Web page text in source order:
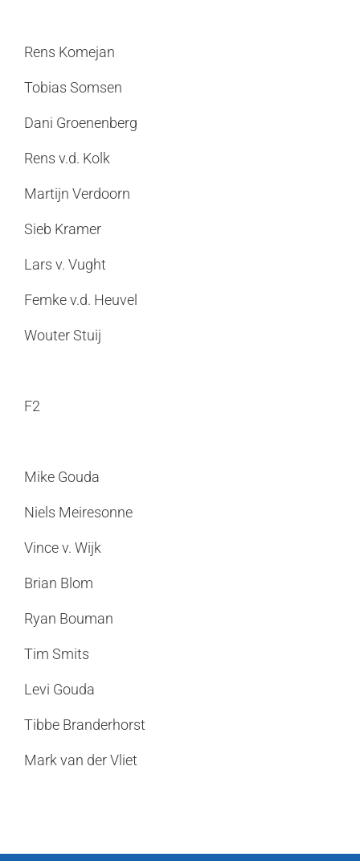
Rens Komejan
Tobias Somsen
Dani Groenenberg
Rens v.d. Kolk
Martijn Verdoorn
Sieb Kramer
Lars v. Vught
Femke v.d. Heuvel
Wouter Stuij
F2
Mike Gouda
Niels Meiresonne
Vince v. Wijk
Brian Blom
Ryan Bouman
Tim Smits
Levi Gouda
Tibbe Branderhorst
Mark van der Vliet